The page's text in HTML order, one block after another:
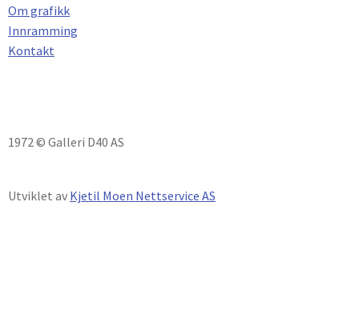
Om grafikk
Innramming
Kontakt
1972 © Galleri D40 AS
Utviklet av Kjetil Moen Nettservice AS